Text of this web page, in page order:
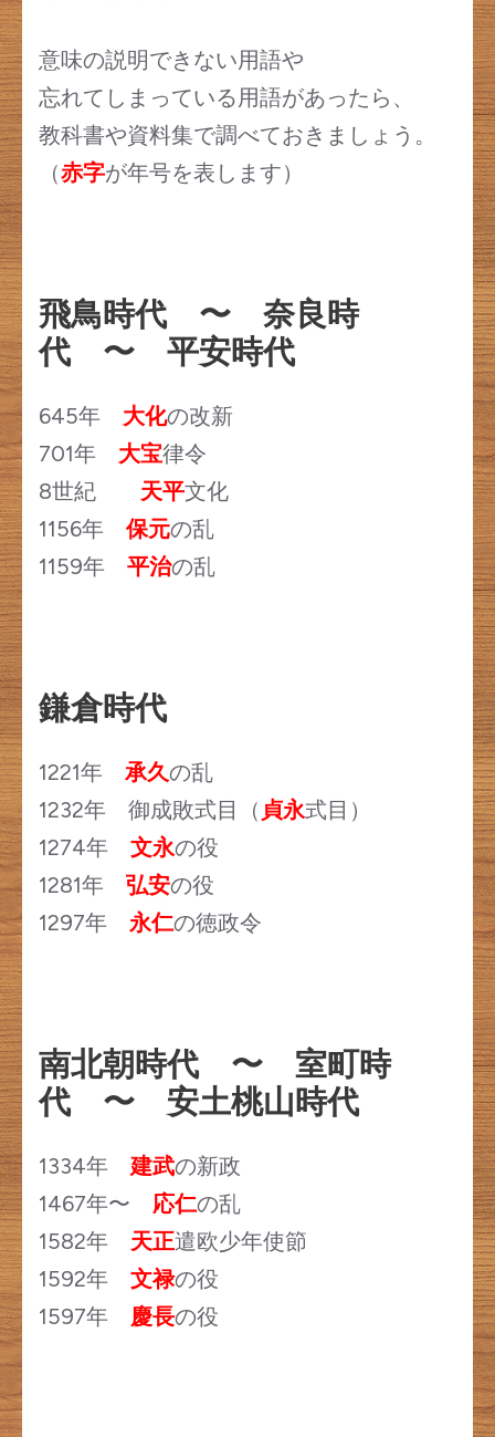
意味の説明できない用語や
忘れてしまっている用語があったら、
教科書や資料集で調べておきましょう。
（赤字が年号を表します）
飛鳥時代 〜 奈良時
代 〜 平安時代
645年 大化の改新
701年 大宝律令
8世紀 天平文化
1156年保元の乱
1159年 平治の乱
鎌倉時代
1221年 承久の乱
1232年 御成敗式目（ 貞永式目）
1274年 文永の役
1281年 弘安の役
1297年 永仁の徳政令
南北朝時代 〜 室町時
代 〜 安土桃山時代
1334年 建武の新政
1467年〜 応仁の乱
1582年 天正遣欧少年使節
1592年 文禄の役
1597年 慶長の役